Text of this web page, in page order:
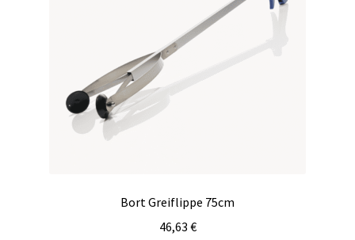
Bort Greiflippe 75cm
46,63 €